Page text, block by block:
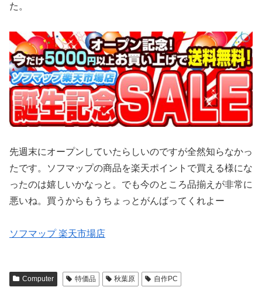
た。
先週末にオープンしていたらしいのですが全然知らなかっ
たです。ソフマップの商品を楽天ポイントで買える様にな
ったのは嬉しいかなっと。でも今のところ品揃えが非常に
悪いね。買うからもうちょっとがんばってくれよー
ソフマップ 楽天市場店
Computer 特価品 秋葉原 自作PC